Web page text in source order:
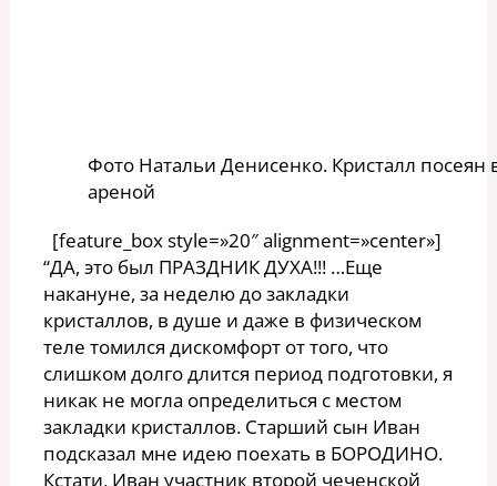
Фото Натальи Денисенко. Кристалл посеян
ареной
[feature_box style=»20″ alignment=»center»]
“ДА, это был ПРАЗДНИК ДУХА!!! …Еще
накануне, за неделю до закладки
кристаллов, в душе и даже в физическом
теле томился дискомфорт от того, что
слишком долго длится период подготовки, я
никак не могла определиться с местом
закладки кристаллов. Старший сын Иван
подсказал мне идею поехать в БОРОДИНО.
Кстати, Иван участник второй чеченской